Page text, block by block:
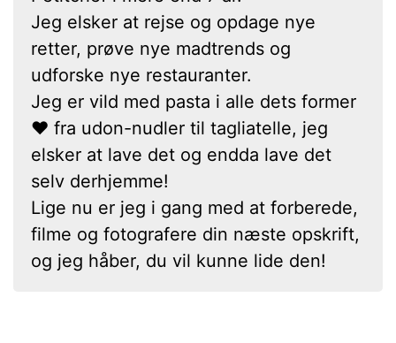
Jeg elsker at rejse og opdage nye
retter, prøve nye madtrends og
udforske nye restauranter.
Jeg er vild med pasta i alle dets former
❤ fra udon-nudler til tagliatelle, jeg
elsker at lave det og endda lave det
selv derhjemme!
Lige nu er jeg i gang med at forberede,
filme og fotografere din næste opskrift,
og jeg håber, du vil kunne lide den!